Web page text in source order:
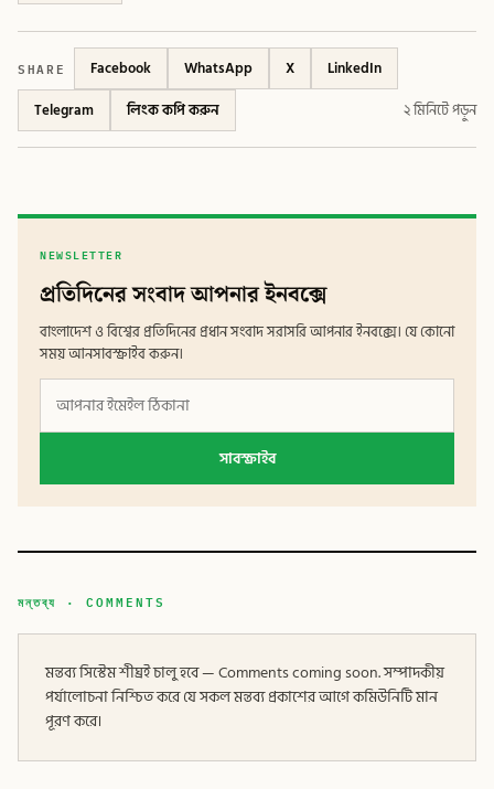
SHARE Facebook WhatsApp X
LinkedIn
Telegram
লিংক কপি করুন ২ মিনিটে পড়ুন
NEWSLETTER
প্রতিদিনের সংবাদ আপনার ইনবক্সে
বাংলাদেশ ও বিশ্বের প্রতিদিনের প্রধান সংবাদ সরাসরি আপনার ইনবক্সে। যে কোনো
সময় আনসাবস্ক্রাইব করুন।
সাবস্ক্রাইব
মন্তব্য · COMMENTS
মন্তব্য সিস্টেম শীঘ্রই চালু হবে — Comments coming soon. সম্পাদকীয়
পর্যালোচনা নিশ্চিত করে যে সকল মন্তব্য প্রকাশের আগে কমিউনিটি মান
পূরণ করে।